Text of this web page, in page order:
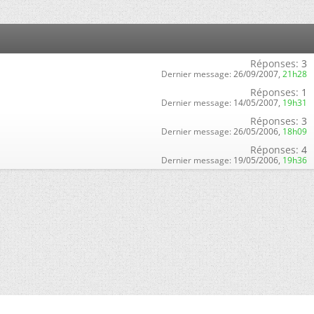
Réponses: 3
Dernier message: 26/09/2007, 21h28
Réponses: 1
Dernier message: 14/05/2007, 19h31
Réponses: 3
Dernier message: 26/05/2006, 18h09
Réponses: 4
Dernier message: 19/05/2006, 19h36